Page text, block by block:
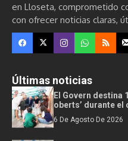
en Lloseta, comprometido
con ofrecer noticias claras,
Últimas noticias
El Govern destina
oberts’ durante
6 De Agosto De 2026